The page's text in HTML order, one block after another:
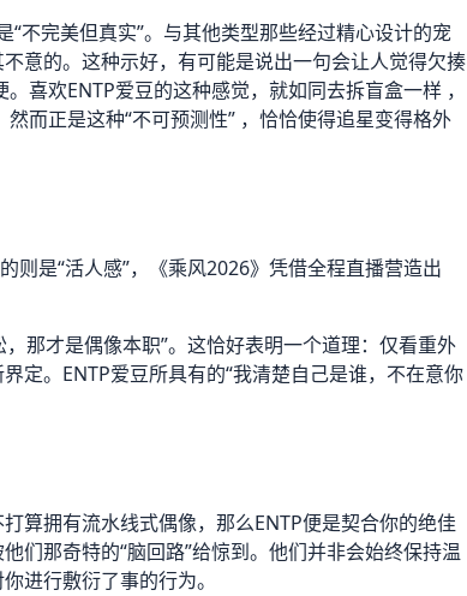
不完美但真实”。与其他类型那些经过精心设计的宠
意的。这种示好，有可能是说出一句会让人觉得欠揍
喜欢ENTP爱豆的这种感觉，就如同去拆盲盒一样 ，
而正是这种“不可预测性” ，恰恰使得追星变得格外
则是“活人感”，《乘风2026》凭借全程直播营造出
那才是偶像本职”。这恰好表明一个道理：仅看重外
定。ENTP爱豆所具有的“我清楚自己是谁，不在意你
算拥有流水线式偶像，那么ENTP便是契合你的绝佳
们那奇特的“脑回路”给惊到。他们并非会始终保持温
进行敷衍了事的行为。